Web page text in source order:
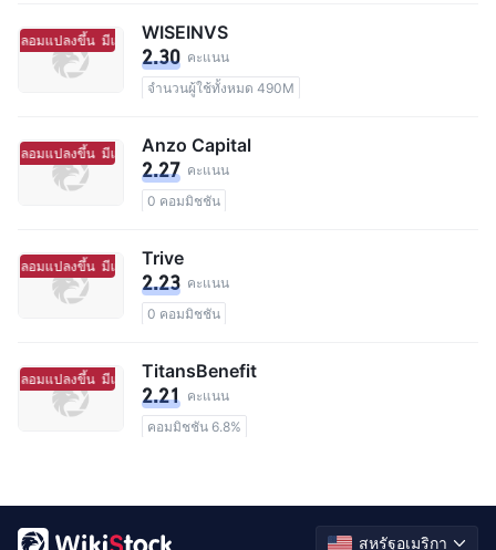
ปลอมแปลงขึ้น มีแนวโน้มจะเป็นโบร์กเกอร์ที่ถูกปลอมแปลงขึ้น
WISEINVS
2.30 คะแนน
จำนวนผู้ใช้ทั้งหมด 490M
ปลอมแปลงขึ้น มีแนวโน้มจะเป็นโบร์กเกอร์ที่ถูกปลอมแปลงขึ้น
Anzo Capital
2.27 คะแนน
0 คอมมิชชัน
ปลอมแปลงขึ้น มีแนวโน้มจะเป็นโบร์กเกอร์ที่ถูกปลอมแปลงขึ้น
Trive
2.23 คะแนน
0 คอมมิชชัน
ปลอมแปลงขึ้น มีแนวโน้มจะเป็นโบร์กเกอร์ที่ถูกปลอมแปลงขึ้น
TitansBenefit
2.21 คะแนน
คอมมิชชัน 6.8%
สหรัฐอเมริกา